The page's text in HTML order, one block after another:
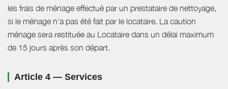
les frais de ménage effectué par un prestataire de nettoyage,
si le ménage n'a pas été fait par le locataire. La caution
ménage sera restituée au Locataire dans un délai maximum
de 15 jours après son départ.
Article 4 — Services